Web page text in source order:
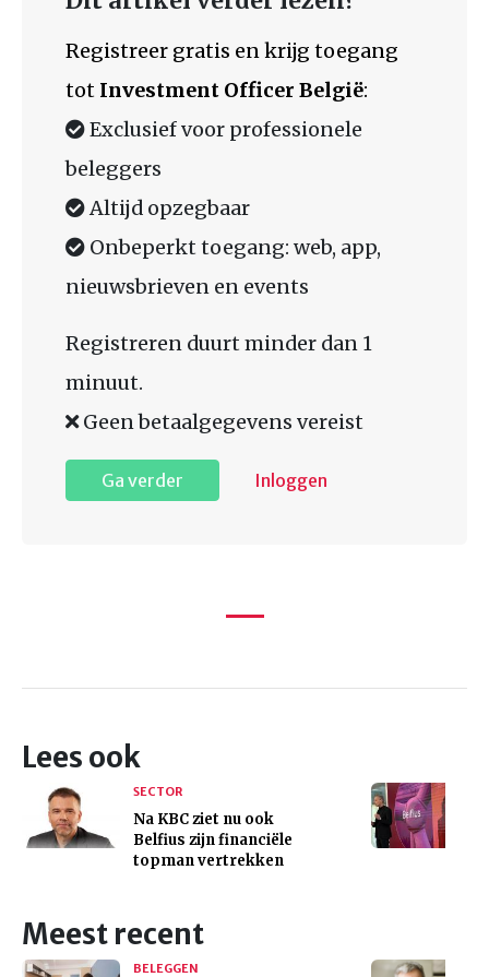
Registreer gratis en krijg toegang
tot Investment Officer België:
Exclusief voor professionele
beleggers
Altijd opzegbaar
Onbeperkt toegang: web, app,
nieuwsbrieven en events
Registreren duurt minder dan 1
minuut.
Geen betaalgegevens vereist
Ga verder Inloggen
Lees ook
SECTOR
Na KBC ziet nu ook
Belfius zijn financiële
topman vertrekken
Meest recent
BELEGGEN